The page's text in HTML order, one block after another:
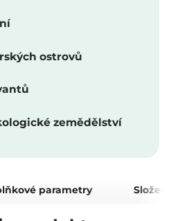
ostrovů
zemědělství
parametry Složení